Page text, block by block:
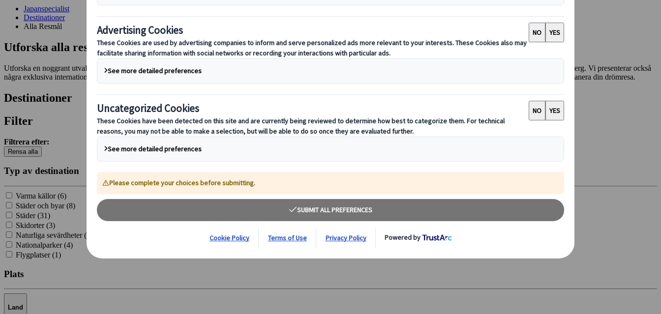
Japanspecialist
Destinationer
Alla Resmål
Utforska alla resmål och sevärdheter
Utforska en noggrant utvald lista med Japans mest ikoniska resmål och dolda pärlor. Från de pulserande gatorna i Tokyo till den stilla skönheten i Japans varma källor och majestätiska berg. Vi presenterar också
några exklusiva internationella destinationer för den som vill vidga sina horisonter. Oavsett om du söker äventyr, avkoppling eller kulturell fördjupning, hittar du allt du behöver för att planera din drömresa.
Destinationer
Filter
Filtrera efter:
Rensa alla
Typ av destination
Varma källor (6)
Städer och byar (8)
Städer (31)
Skidorter (3)
Naturliga sevärdheter (
Nationalparker (4)
Flygplatser (1)
Plats
Land